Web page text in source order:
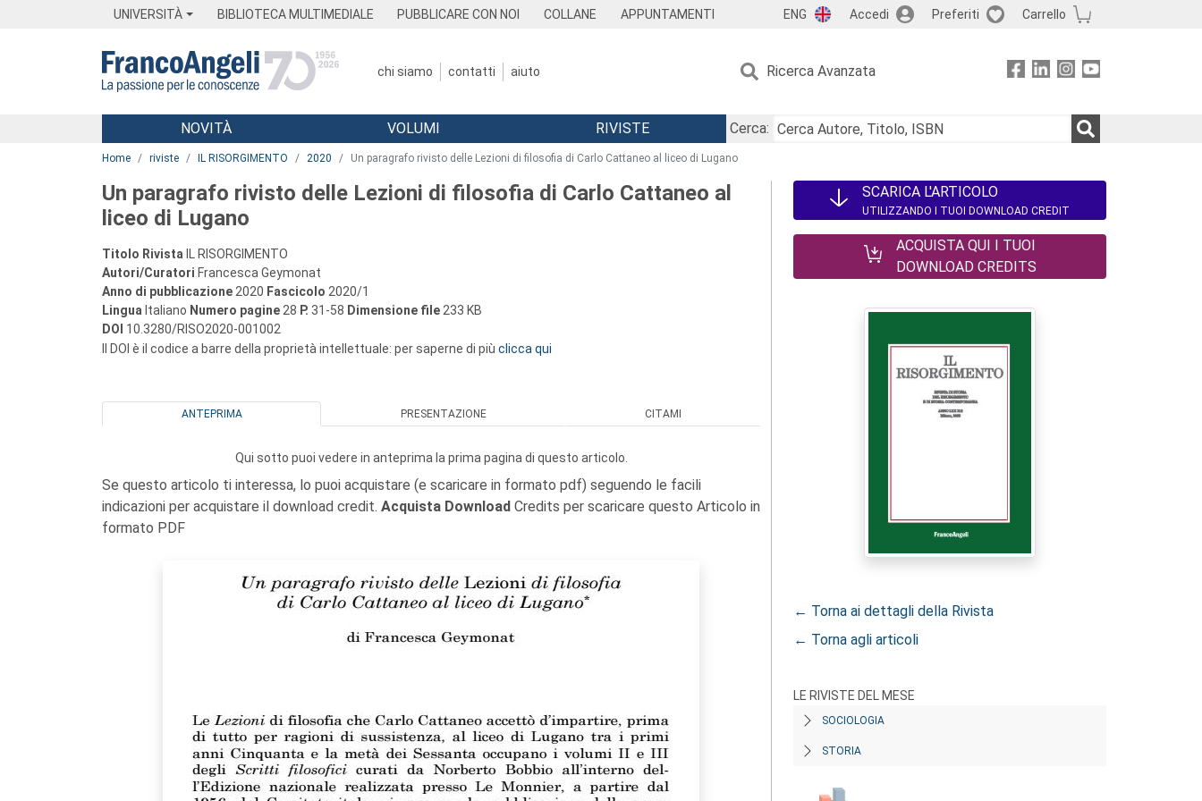
UNIVERSITÀ BIBLIOTECA MULTIMEDIALE PUBBLICARE CON NOI COLLANE APPUNTAMENTI ENG Accedi Preferiti Carrello
chi siamo contatti aiuto Ricerca Avanzata
Menu
NOVITÀ VOLUMI RIVISTE
Cerca:
Home riviste IL RISORGIMENTO 2020 Un paragrafo rivisto delle Lezioni di filosofia di Carlo Cattaneo al liceo di Lugano
Un paragrafo rivisto delle Lezioni di filosofia di Carlo Cattaneo al
liceo di Lugano
Titolo Rivista IL RISORGIMENTO
Autori/Curatori Francesca Geymonat
Anno di pubblicazione 2020 Fascicolo 2020/1
Lingua Italiano Numero pagine 28 P. 31-58 Dimensione file 233 KB
DOI 10.3280/RISO2020-001002
Il DOI è il codice a barre della proprietà intellettuale: per saperne di più clicca qui
ANTEPRIMA PRESENTAZIONE CITAMI
Qui sotto puoi vedere in anteprima la prima pagina di questo articolo.
Se questo articolo ti interessa, lo puoi acquistare (e scaricare in formato pdf) seguendo le facili
indicazioni per acquistare il download credit. Acquista Download Credits per scaricare questo Articolo in
formato PDF
SCARICA L'ARTICOLO
UTILIZZANDO I TUOI DOWNLOAD CREDIT
ACQUISTA QUI I TUOI
DOWNLOAD CREDITS
← Torna ai dettagli della Rivista
← Torna agli articoli
LE RIVISTE DEL MESE
SOCIOLOGIA
STORIA